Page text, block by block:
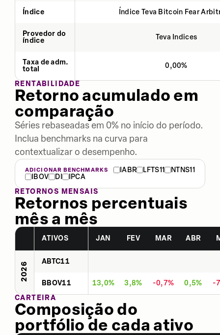
Índice Índice Teva Bitcoin Fear
Provedor do
índice
Teva Indices
Taxa de adm.
total
0,00%
RENTABILIDADE
Retorno acumulado em
comparação
Séries rebaseadas em 0% no início do período.
Inclua benchmarks na curva para
contextualizar o desempenho.
ADICIONAR BENCHMARKS IABR LFTS11
NTNS11
IBOV
DI
IPCA
RETORNOS MENSAIS
Retornos percentuais
mês a mês
ATIVOS JAN FEV MAR ABR
2026 ABTC11
BBOV11 13,0% 3,8% -0,7% 0,5%
-
CARTEIRA
Composição do
portfólio de cada ativo